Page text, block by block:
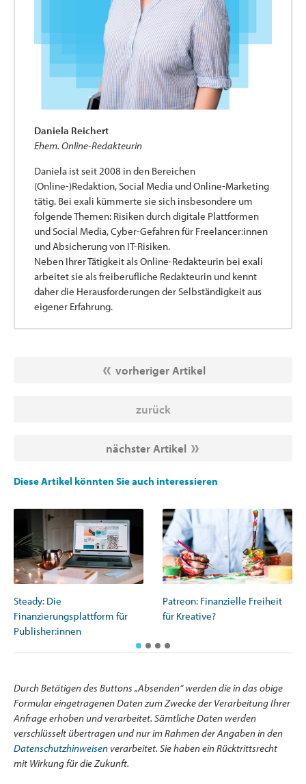
Daniela Reichert
Ehem. Online-Redakteurin
Daniela ist seit 2008 in den Bereichen
(Online-)Redaktion, Social Media und Online-Marketing
tätig. Bei exali kümmerte sie sich insbesondere um
folgende Themen: Risiken durch digitale Plattformen
und Social Media, Cyber-Gefahren für Freelancer:innen
und Absicherung von IT-Risiken.
Neben Ihrer Tätigkeit als Online-Redakteurin bei exali
arbeitet sie als freiberufliche Redakteurin und kennt
daher die Herausforderungen der Selbständigkeit aus
eigener Erfahrung.
vorheriger Artikel
zurück
nächster Artikel
Diese Artikel könnten Sie auch interessieren
Steady: Die
Finanzierungsplattform für
Publisher:innen
Patreon: Finanzielle Freiheit
für Kreative?
Durch Betätigen des Buttons „Absenden“ werden die in das obige
Formular eingetragenen Daten zum Zwecke der Verarbeitung Ihrer
Anfrage erhoben und verarbeitet. Sämtliche Daten werden
verschlüsselt übertragen und nur im Rahmen der Angaben in den
Datenschutzhinweisenverarbeitet. Sie haben ein Rücktrittsrecht
mit Wirkung für die Zukunft.